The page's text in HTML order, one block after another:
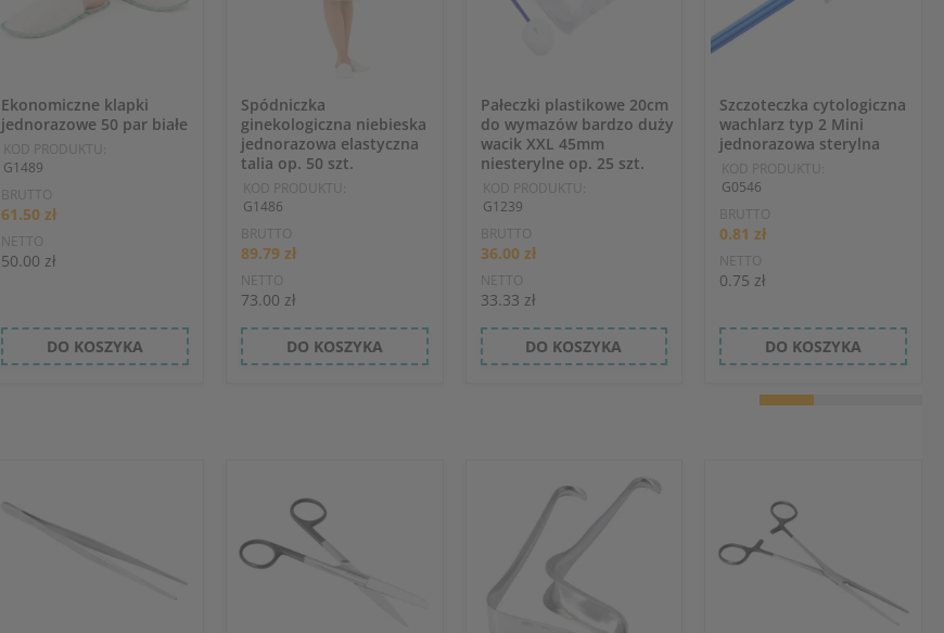
Ekonomiczne klapki
jednorazowe 50 par białe
KOD PRODUKTU:
G1489
BRUTTO
61.50 zł
NETTO
50.00 zł
DO KOSZYKA
Spódniczka
ginekologiczna niebieska
jednorazowa elastyczna
talia op. 50 szt.
KOD PRODUKTU:
G1486
BRUTTO
89.79 zł
NETTO
73.00 zł
DO KOSZYKA
Pałeczki plastikowe 20cm
do wymazów bardzo duży
wacik XXL 45mm
niesterylne op. 25 szt.
KOD PRODUKTU:
G1239
BRUTTO
36.00 zł
NETTO
33.33 zł
DO KOSZYKA
Szczoteczka cytologiczna
wachlarz typ 2 Mini
jednorazowa sterylna
KOD PRODUKTU:
G0546
BRUTTO
0.81 zł
NETTO
0.75 zł
DO KOSZYKA